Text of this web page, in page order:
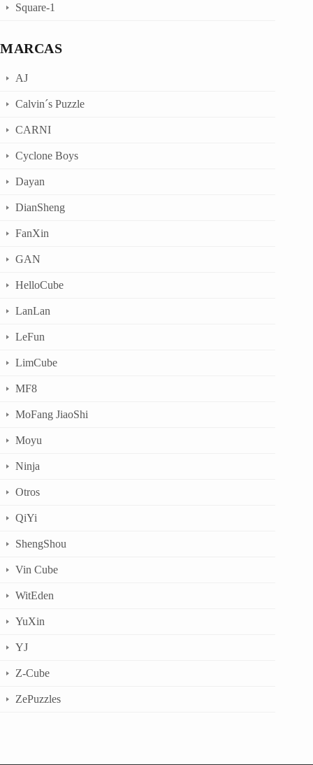
Square-1
MARCAS
AJ
Calvin´s Puzzle
CARNI
Cyclone Boys
Dayan
DianSheng
FanXin
GAN
HelloCube
LanLan
LeFun
LimCube
MF8
MoFang JiaoShi
Moyu
Ninja
Otros
QiYi
ShengShou
Vin Cube
WitEden
YuXin
YJ
Z-Cube
ZePuzzles